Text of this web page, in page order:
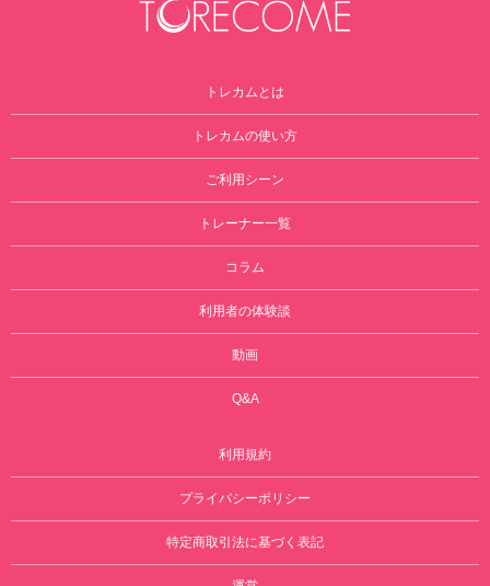
トレカムとは
トレカムの使い方
ご利用シーン
トレーナー一覧
コラム
利用者の体験談
動画
Q&A
利用規約
プライバシーポリシー
特定商取引法に基づく表記